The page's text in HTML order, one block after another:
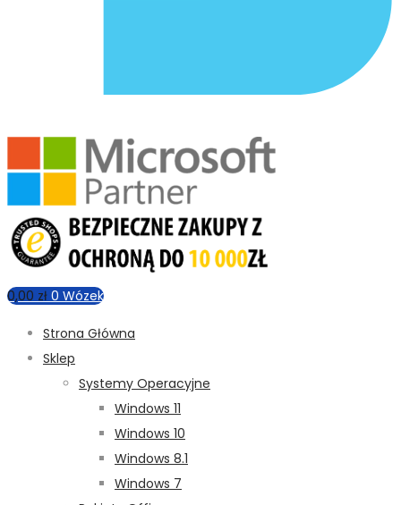
0,00 zł 0 Wózek
Strona Główna
Sklep
Systemy Operacyjne
Windows 11
Windows 10
Windows 8.1
Windows 7